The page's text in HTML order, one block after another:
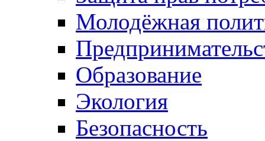
Молодёжная
Образование
Экология
Безопасность